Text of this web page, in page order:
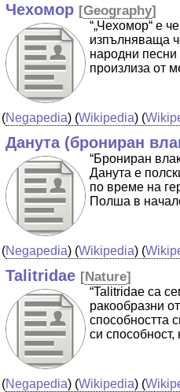
Чехомор [Geography]
“„Чехомор“ е
изпълняваща
народни
произлиза от
(Negapedia) (Wikipedia) (
Данута (брониран
“Брониран
Данута е
по време на
Полша в
(Negapedia) (Wikipedia) (
Talitridae [Nature]
“Talitridae са
ракообразни
способността
си
(Negapedia) (Wikipedia) (